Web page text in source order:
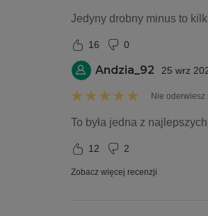
Jedyny drobny minus to
16 0
Andzia_92 25 wrz
Nie oderwiesz
To była jedna z
12 2
Zobacz więcej recenzji